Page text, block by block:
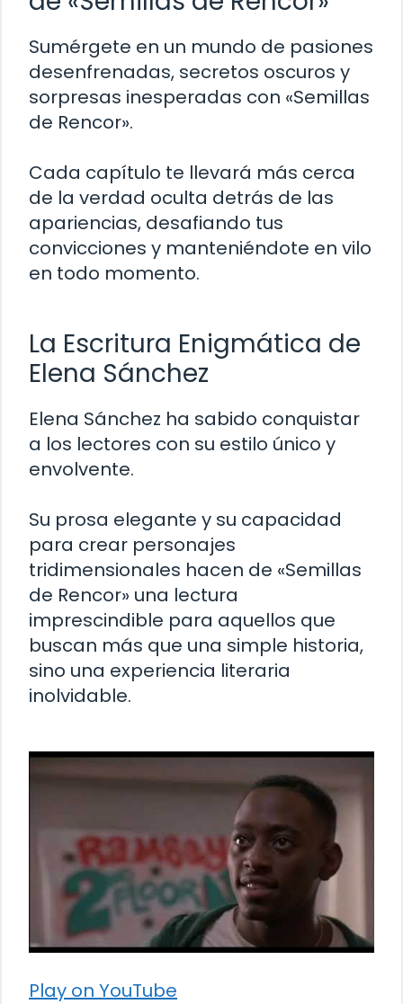
Sumérgete en un mundo de pasiones
desenfrenadas, secretos oscuros y
sorpresas inesperadas con «Semillas
de Rencor».
Cada capítulo te llevará más cerca
de la verdad oculta detrás de las
apariencias, desafiando tus
convicciones y manteniéndote en vilo
en todo momento.
La Escritura Enigmática de
Elena Sánchez
Elena Sánchez ha sabido conquistar
a los lectores con su estilo único y
envolvente.
Su prosa elegante y su capacidad
para crear personajes
tridimensionales hacen de «Semillas
de Rencor» una lectura
imprescindible para aquellos que
buscan más que una simple historia,
sino una experiencia literaria
inolvidable.
Play on YouTube